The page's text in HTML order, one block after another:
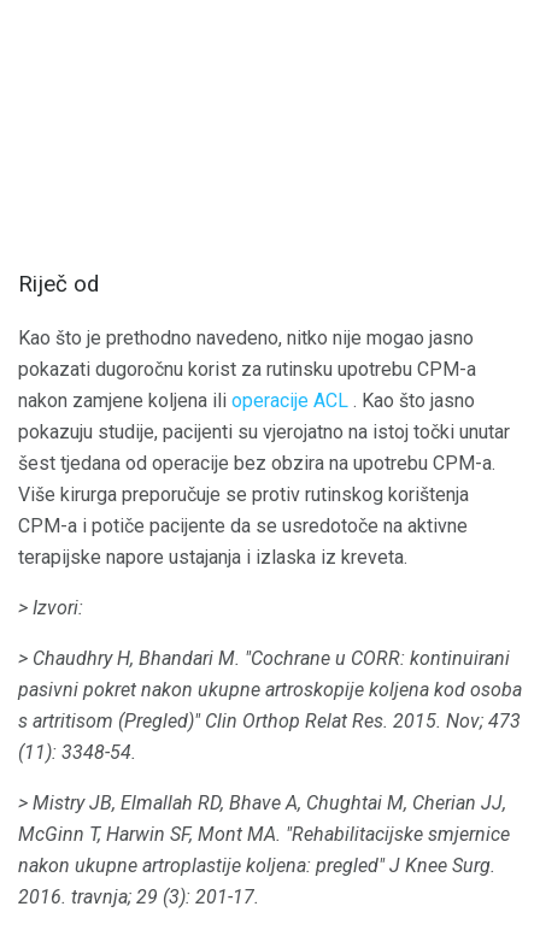
Riječ od
Kao što je prethodno navedeno, nitko nije mogao jasno
pokazati dugoročnu korist za rutinsku upotrebu CPM-a
nakon zamjene koljena ili operacije ACL . Kao što jasno
pokazuju studije, pacijenti su vjerojatno na istoj točki unutar
šest tjedana od operacije bez obzira na upotrebu CPM-a.
Više kirurga preporučuje se protiv rutinskog korištenja
CPM-a i potiče pacijente da se usredotoče na aktivne
terapijske napore ustajanja i izlaska iz kreveta.
> Izvori:
> Chaudhry H, Bhandari M. "Cochrane u CORR: kontinuirani
pasivni pokret nakon ukupne artroskopije koljena kod osoba
s artritisom (Pregled)" Clin Orthop Relat Res. 2015. Nov; 473
(11): 3348-54.
> Mistry JB, Elmallah RD, Bhave A, Chughtai M, Cherian JJ,
McGinn T, Harwin SF, Mont MA. "Rehabilitacijske smjernice
nakon ukupne artroplastije koljena: pregled" J Knee Surg.
2016. travnja; 29 (3): 201-17.